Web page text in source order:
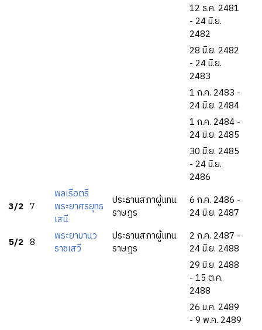
12 ธ.ค. 2481
- 24 มิ.ย.
2482
28 มิ.ย. 2482
- 24 มิ.ย.
2483
1 ก.ค. 2483 -
24 มิ.ย. 2484
1 ก.ค. 2484 -
24 มิ.ย. 2485
30 มิ.ย. 2485
- 24 มิ.ย.
2486
3/2 7
พลเรือตรี
พระยาศรยุทธ
เสนี
ประธานสภาผู้แทน
ราษฎร
6 ก.ค. 2486 -
24 มิ.ย. 2487
5/2 8
พระยามานว
ราชเสวี
ประธานสภาผู้แทน
ราษฎร
2 ก.ค. 2487 -
24 มิ.ย. 2488
29 มิ.ย. 2488
- 15 ต.ค.
2488
26 ม.ค. 2489
- 9 พ.ค. 2489